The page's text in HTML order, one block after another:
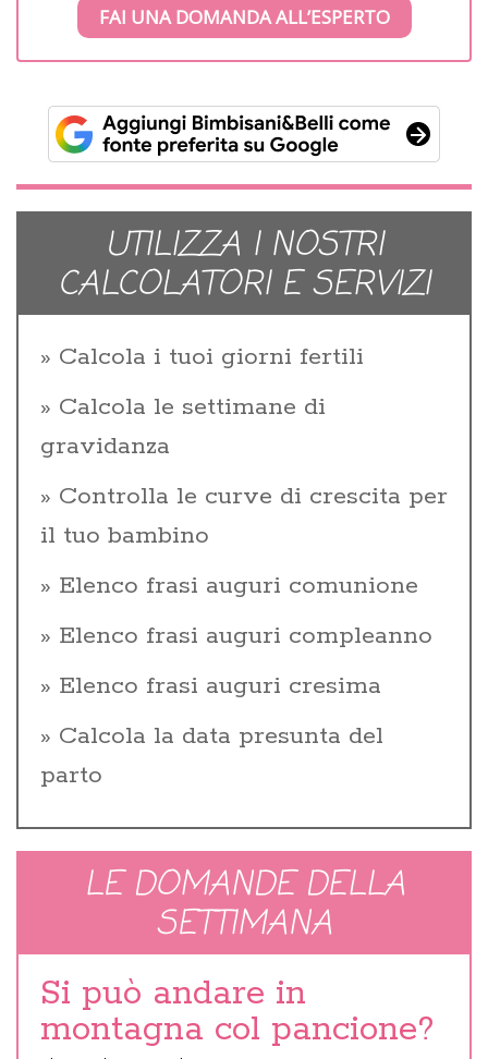
FAI UNA DOMANDA ALL’ESPERTO
UTILIZZA I NOSTRI
CALCOLATORI E SERVIZI
Calcola i tuoi giorni fertili
Calcola le settimane di
gravidanza
Controlla le curve di crescita per
il tuo bambino
Elenco frasi auguri comunione
Elenco frasi auguri compleanno
Elenco frasi auguri cresima
Calcola la data presunta del
parto
LE DOMANDE DELLA
SETTIMANA
Si può andare in
montagna col pancione?